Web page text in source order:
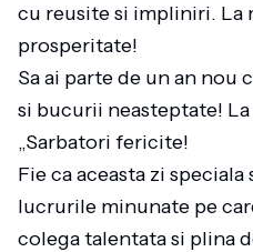
cu reusite si impliniri. La
prosperitate!
Sa ai parte de un an nou
si bucurii neasteptate!
„Sarbatori fericite!
Fie ca aceasta zi
lucrurile minunate pe
colega talentata si plina